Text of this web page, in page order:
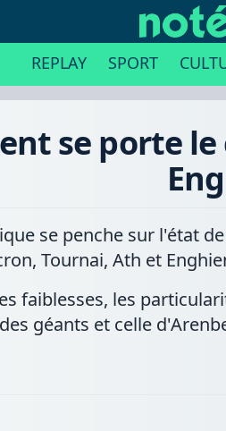
REPLAY SPORT
se porte
se penche sur l'état
Tournai, Ath et
faiblesses, les
géants et celle